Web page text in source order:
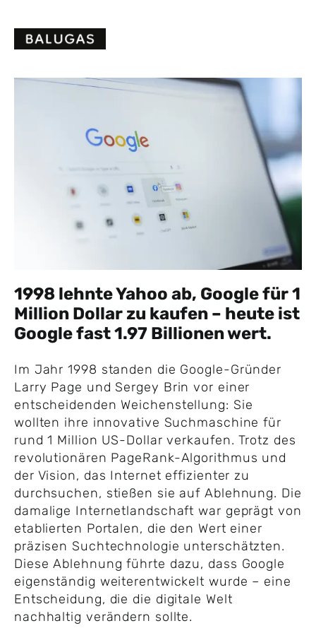
content
1998 lehnte Yahoo ab, Google für 1
Million Dollar zu kaufen – heute ist
Google fast 1.97 Billionen wert.
Im Jahr 1998 standen die Google-Gründer
Larry Page und Sergey Brin vor einer
entscheidenden Weichenstellung: Sie
wollten ihre innovative Suchmaschine für
rund 1 Million US-Dollar verkaufen. Trotz des
revolutionären PageRank-Algorithmus und
der Vision, das Internet effizienter zu
durchsuchen, stießen sie auf Ablehnung. Die
damalige Internetlandschaft war geprägt von
etablierten Portalen, die den Wert einer
präzisen Suchtechnologie unterschätzten.
Diese Ablehnung führte dazu, dass Google
eigenständig weiterentwickelt wurde – eine
Entscheidung, die die digitale Welt
nachhaltig verändern sollte.